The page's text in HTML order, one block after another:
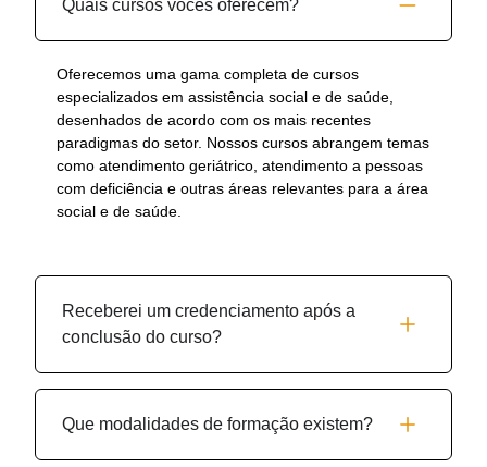
Quais cursos vocês oferecem?
Oferecemos uma gama completa de cursos
especializados em assistência social e de saúde,
desenhados de acordo com os mais recentes
paradigmas do setor. Nossos cursos abrangem temas
como atendimento geriátrico, atendimento a pessoas
com deficiência e outras áreas relevantes para a área
social e de saúde.
Receberei um credenciamento após a
conclusão do curso?
Que modalidades de formação existem?